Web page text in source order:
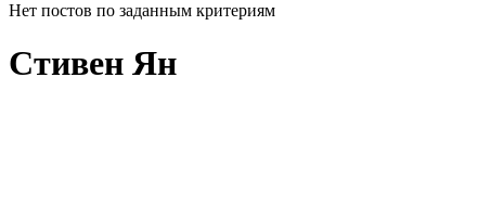
Нет постов по заданным критериям
Стивен Ян